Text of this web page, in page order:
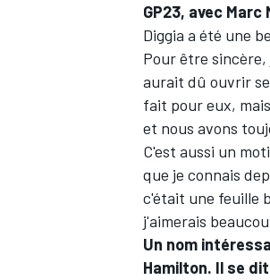
AUTRES
GP23, avec Marc
Diggia a été une
Pour être sincère,
aurait dû ouvrir
fait pour eux,
et nous avons
C'est aussi un
que je connais
c'était une feuille
j'aimerais
Un nom
Hamilton. Il se